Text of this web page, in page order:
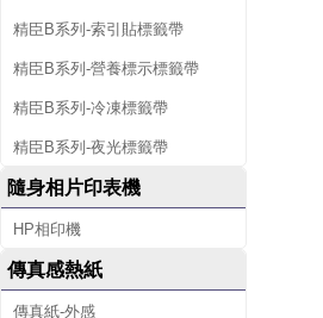
精臣B系列-索引貼標籤帶
精臣B系列-營養標示標籤帶
精臣B系列-冷凍標籤帶
精臣B系列-夜光標籤帶
隨身相片印表機
HP相印機
傳真感熱紙
傳真紙-外感